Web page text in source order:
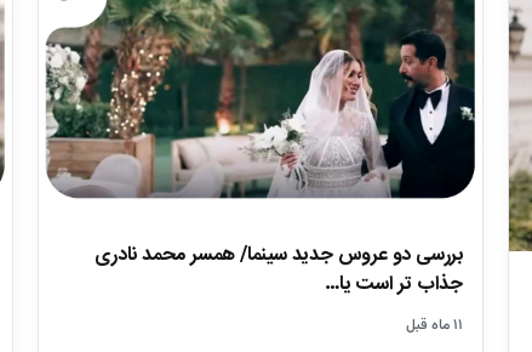
بررسی دو عروس جدید سینما/ همسر محمد نادری
جذاب تر است یا…
۱۱ ماه قبل